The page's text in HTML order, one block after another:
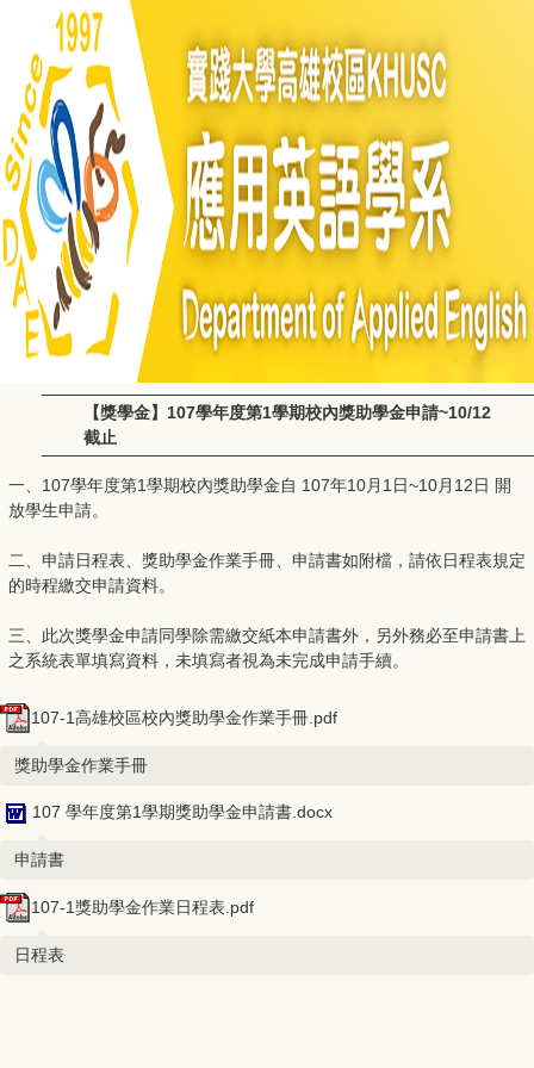
【獎學金】107學年度第1學期校內獎助學金申請~10/12
截止
一、107學年度第1學期校內獎助學金自 107年10月1日~10月12日 開
放學生申請。
二、申請日程表、獎助學金作業手冊、申請書如附檔，請依日程表規定
的時程繳交申請資料。
三、此次獎學金申請同學除需繳交紙本申請書外，另外務必至申請書上
之系統表單填寫資料，未填寫者視為未完成申請手續。
107-1高雄校區校內獎助學金作業手冊.pdf
獎助學金作業手冊
107 學年度第1學期獎助學金申請書.docx
申請書
107-1獎助學金作業日程表.pdf
日程表